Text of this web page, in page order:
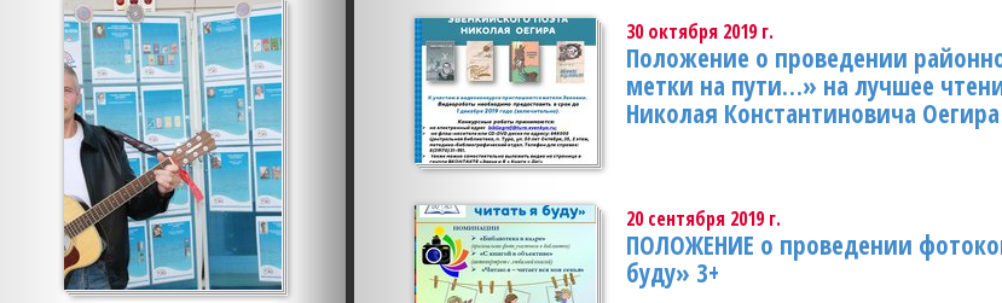
30 октября 2019 г.
Положение о проведении
метки на пути…» на лучшее
Николая Константиновича Оегира
20 сентября 2019 г.
ПОЛОЖЕНИЕ о проведении
буду» 3+